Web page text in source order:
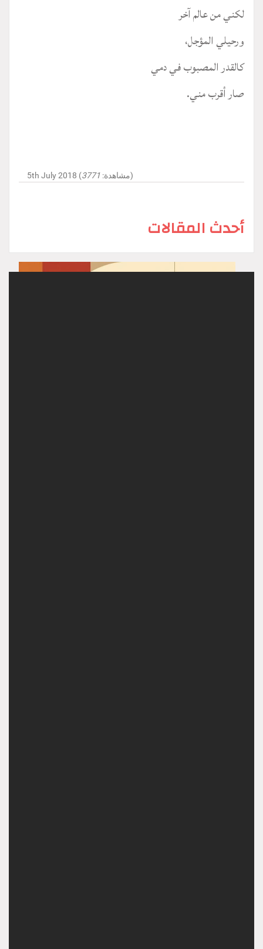
لكني من عالم آخر
ورحيلي المؤجل،
كالقدر المصبوب في دمي
صار أقرب مني.
5th July 2018 (مشاهدة: 3771 )
أحدث المقالات